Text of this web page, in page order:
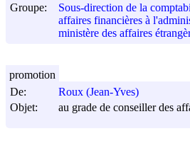
Groupe:
Sous-direction de la
affaires financières à
ministère des affaires
De:
Roux (Jean-Yves)
Objet:
au grade de conseiller des
promotion